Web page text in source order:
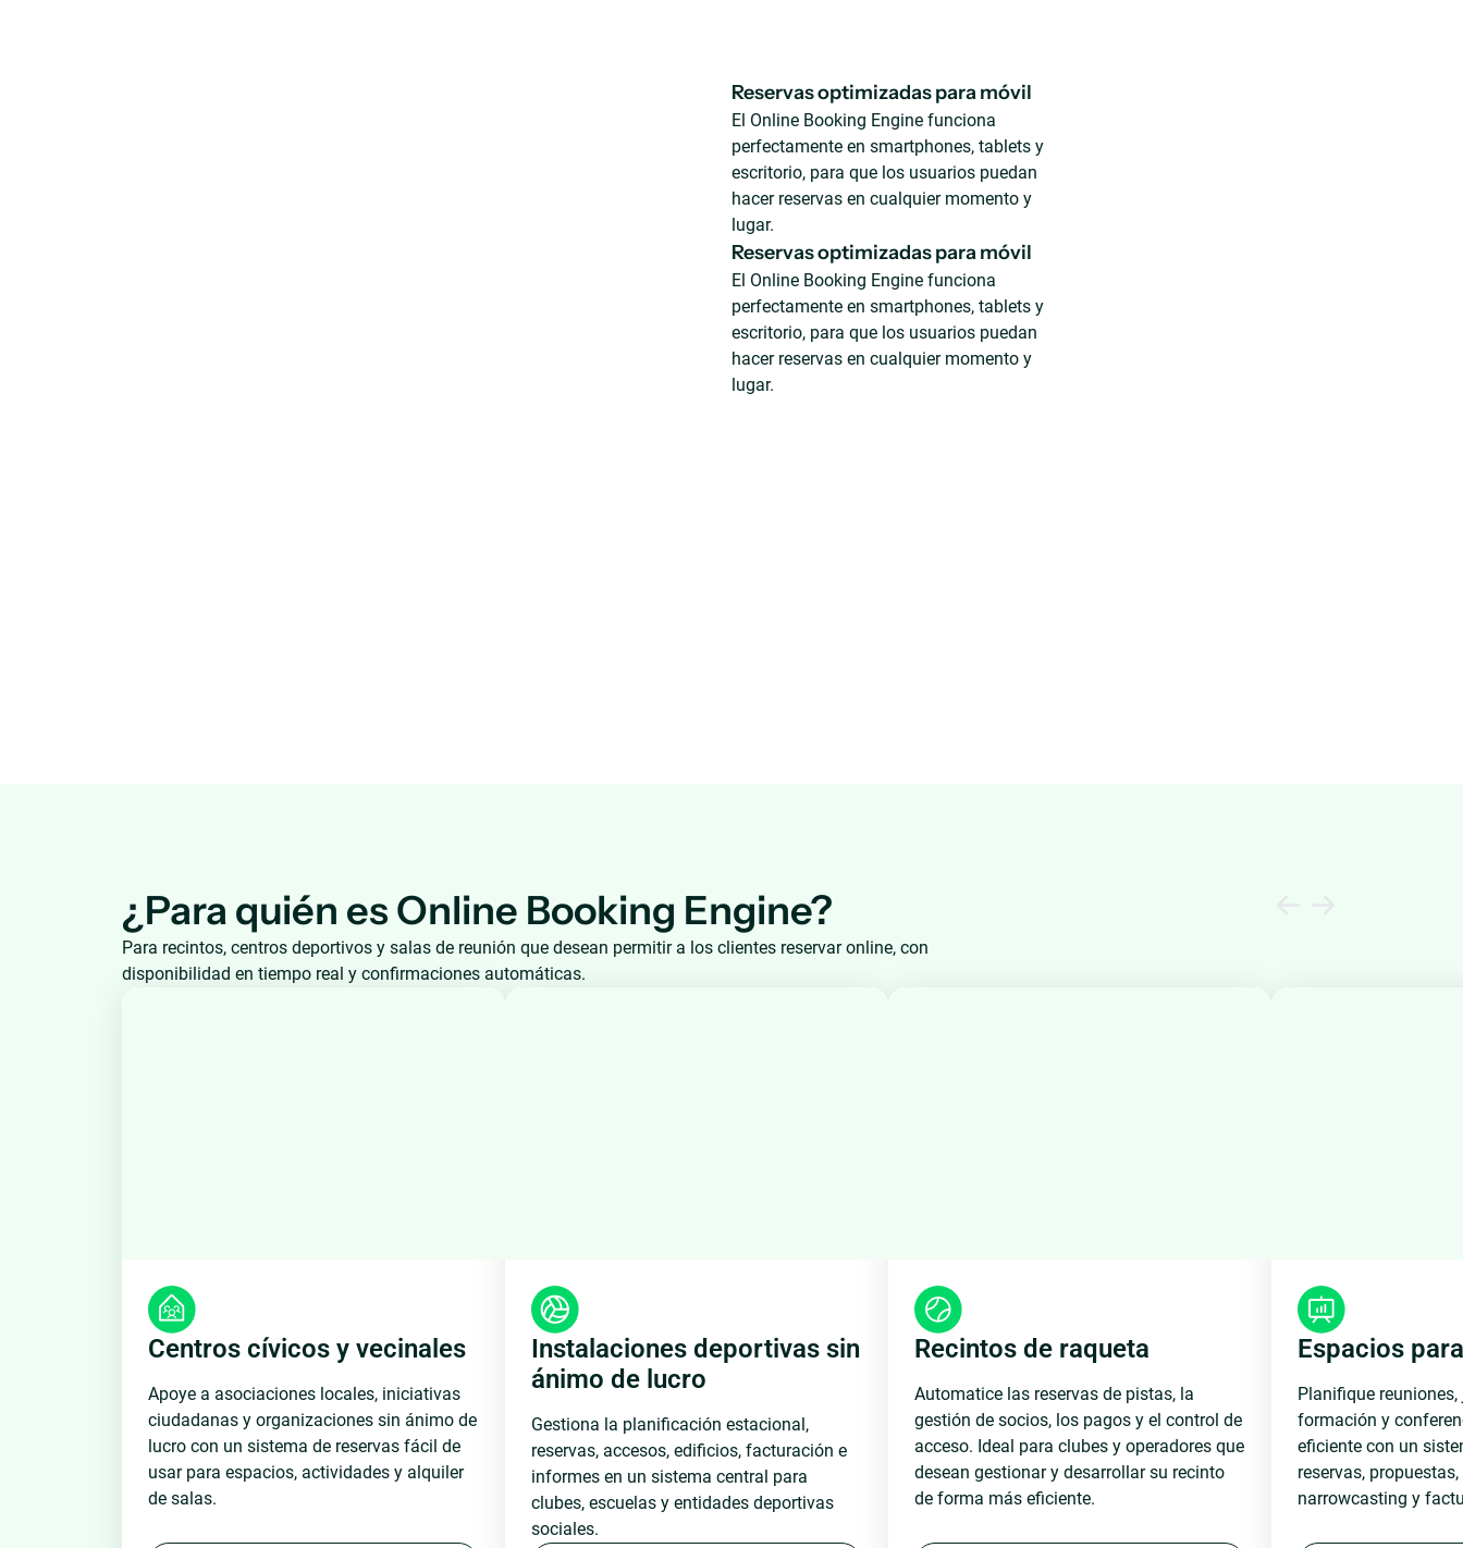
Reservas optimizadas para móvil
El Online Booking Engine funciona
perfectamente en smartphones, tablets y
escritorio, para que los usuarios puedan
hacer reservas en cualquier momento y
lugar.
Reservas optimizadas para móvil
El Online Booking Engine funciona
perfectamente en smartphones, tablets y
escritorio, para que los usuarios puedan
hacer reservas en cualquier momento y
lugar.
¿Para quién es Online Booking Engine?
Para recintos, centros deportivos y salas de reunión que desean permitir a los clientes reservar online, con
disponibilidad en tiempo real y confirmaciones automáticas.
Centros cívicos y vecinales
Apoye a asociaciones locales, iniciativas
ciudadanas y organizaciones sin ánimo de
lucro con un sistema de reservas fácil de
usar para espacios, actividades y alquiler
de salas.
Instalaciones deportivas sin
ánimo de lucro
Gestiona la planificación estacional,
reservas, accesos, edificios, facturación e
informes en un sistema central para
clubes, escuelas y entidades deportivas
sociales.
Recintos de raqueta
Automatice las reservas de pistas, la
gestión de socios, los pagos y el control de
acceso. Ideal para clubes y operadores que
desean gestionar y desarrollar su recinto
de forma más eficiente.
Espacios
Planifique
formación y
eficiente con un
reservas, propuestas,
narrowcasting y